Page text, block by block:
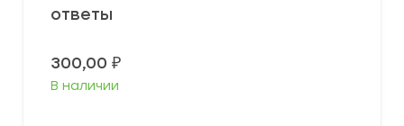
ответы
300,00 ₽
В наличии